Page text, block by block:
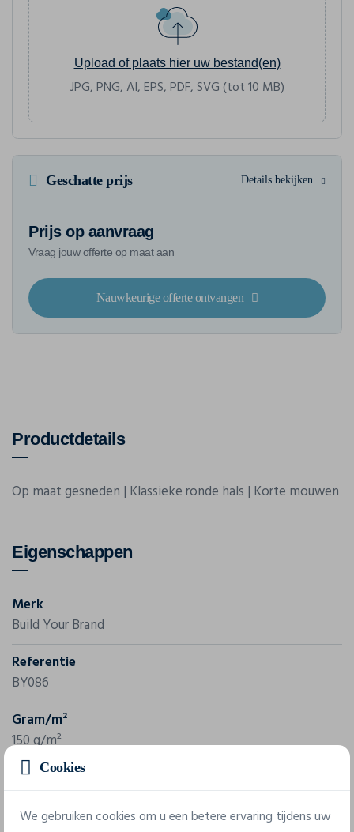
Upload of plaats hier uw bestand(en)
JPG, PNG, AI, EPS, PDF, SVG (tot 10 MB)
Geschatte prijs Details bekijken
Prijs op aanvraag
Vraag jouw offerte op maat aan
Nauwkeurige offerte ontvangen
Productdetails
Op maat gesneden | Klassieke ronde hals | Korte mouwen
Eigenschappen
Merk
Build Your Brand
Referentie
BY086
Gram/m²
150 g/m²
Samenstelling
Cookies
We gebruiken cookies om u een betere ervaring tijdens uw